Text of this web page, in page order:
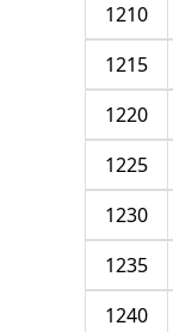
1210
1215
1220
1225
1230
1235
1240